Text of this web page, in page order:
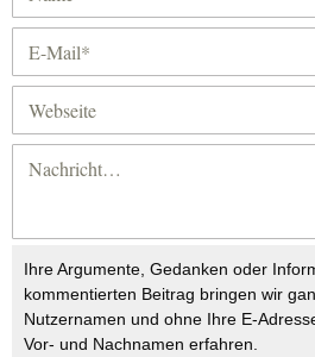
Ihre Argumente, Gedanken oder
kommentierten Beitrag bringen wir
Nutzernamen und ohne Ihre E-
Vor- und Nachnamen erfahren.